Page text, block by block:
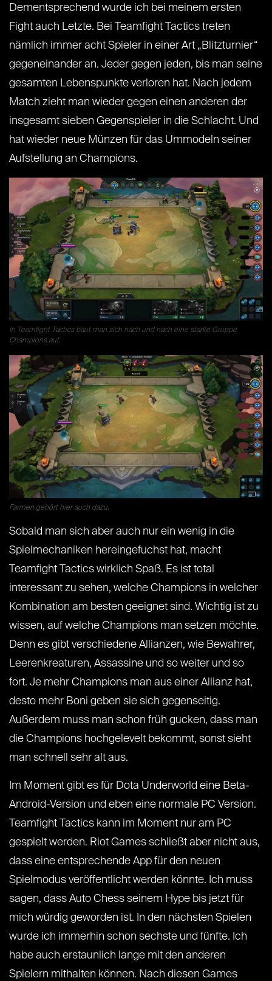
Dementsprechend wurde ich bei meinem ersten
Fight auch Letzte. Bei Teamfight Tactics treten
nämlich immer acht Spieler in einer Art „Blitzturnier“
gegeneinander an. Jeder gegen jeden, bis man seine
gesamten Lebenspunkte verloren hat. Nach jedem
Match zieht man wieder gegen einen anderen der
insgesamt sieben Gegenspieler in die Schlacht. Und
hat wieder neue Münzen für das Ummodeln seiner
Aufstellung an Champions.
In Teamfight Tactics baut man sich nach und nach eine starke Gruppe
Champions auf.
Farmen gehört hier auch dazu.
Sobald man sich aber auch nur ein wenig in die
Spielmechaniken hereingefuchst hat, macht
Teamfight Tactics wirklich Spaß. Es ist total
interessant zu sehen, welche Champions in welcher
Kombination am besten geeignet sind. Wichtig ist zu
wissen, auf welche Champions man setzen möchte.
Denn es gibt verschiedene Allianzen, wie Bewahrer,
Leerenkreaturen, Assassine und so weiter und so
fort. Je mehr Champions man aus einer Allianz hat,
desto mehr Boni geben sie sich gegenseitig.
Außerdem muss man schon früh gucken, dass man
die Champions hochgelevelt bekommt, sonst sieht
man schnell sehr alt aus.
Im Moment gibt es für Dota Underworld eine Beta-
Android-Version und eben eine normale PC Version.
Teamfight Tactics kann im Moment nur am PC
gespielt werden. Riot Games schließt aber nicht aus,
dass eine entsprechende App für den neuen
Spielmodus veröffentlicht werden könnte. Ich muss
sagen, dass Auto Chess seinem Hype bis jetzt für
mich würdig geworden ist. In den nächsten Spielen
wurde ich immerhin schon sechste und fünfte. Ich
habe auch erstaunlich lange mit den anderen
Spielern mithalten können. Nach diesen Games